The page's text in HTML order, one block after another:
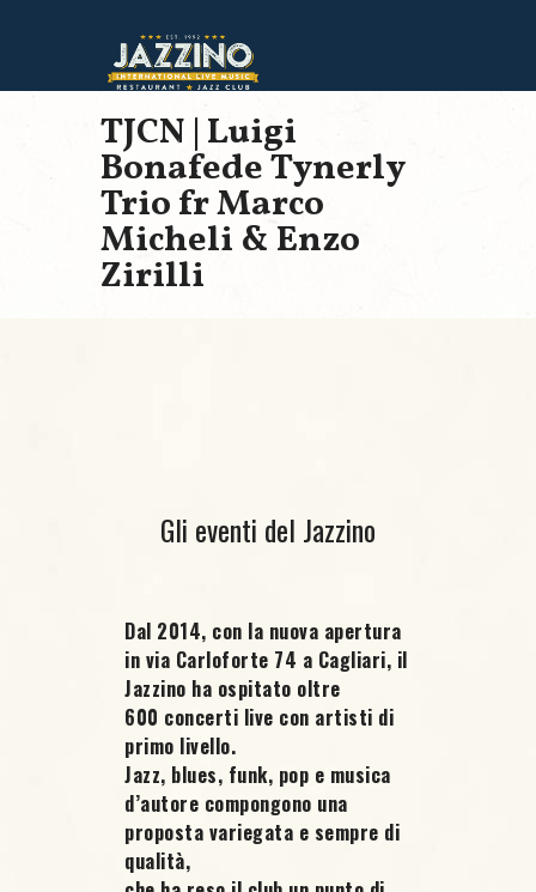
TJCN | Luigi
Bonafede Tynerly
Trio fr Marco
Micheli & Enzo
Zirilli
Gli eventi del Jazzino
Dal 2014, con la nuova apertura
in via Carloforte 74 a Cagliari, il
Jazzino ha ospitato oltre
600 concerti live con artisti di
primo livello.
Jazz, blues, funk, pop e musica
d’autore compongono una
proposta variegata e sempre di
qualità,